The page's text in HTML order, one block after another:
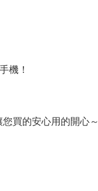
機！
買的安心用的開心～